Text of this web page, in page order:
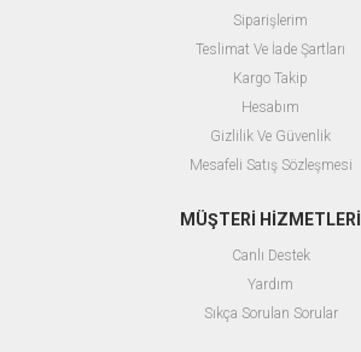
Siparişlerim
Teslimat Ve İade Şartları
Kargo Takip
Hesabım
Gizlilik Ve Güvenlik
Mesafeli Satış Sözleşmesi
MÜŞTERİ HİZMETLERİ
Canlı Destek
Yardım
Sıkça Sorulan Sorular